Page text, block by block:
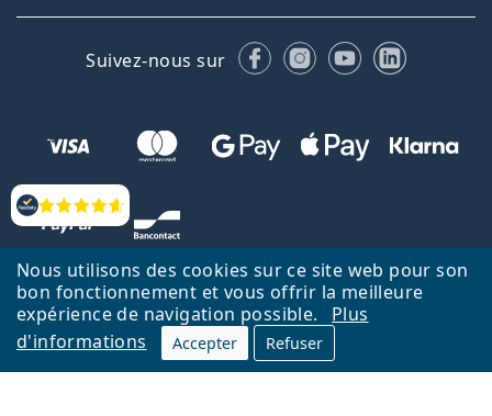
Nous utilisons des cookies sur ce site web pour son
bon fonctionnement et vous offrir la meilleure
expérience de navigation possible.
Plus
d'informations
Accepter Refuser
Évaluation
Suivez-nous sur FacebookInstagram
YouTubeLinkedIn
Retour à la page d'accueil Haut
Nederlands